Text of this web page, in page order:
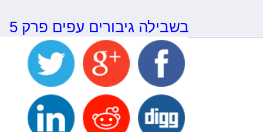
בשבילה גיבורים עפים פרק 5